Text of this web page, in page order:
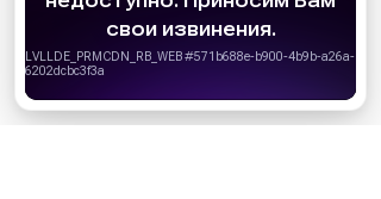
удобства пользователей. Вы можете
запретить сохранение cookie в настройках
своего браузера.